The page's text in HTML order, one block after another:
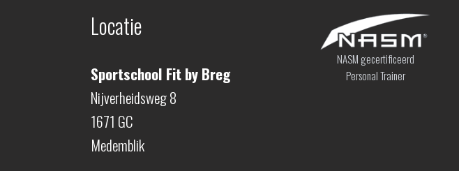
Locatie
Sportschool Fit by Breg
Nijverheidsweg 8
1671 GC
Medemblik
NASM gecertificeerd
Personal Trainer